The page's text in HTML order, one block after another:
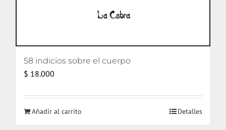
58 indicios sobre el cuerpo
$ 18.000
Añadir al carrito Detalles